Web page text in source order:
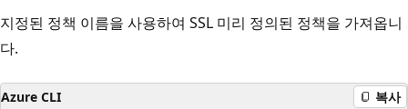
지정된 정책 이름을 사용하여 SSL 미리 정의된 정책을 가져옵니
다.
Azure CLI 복사